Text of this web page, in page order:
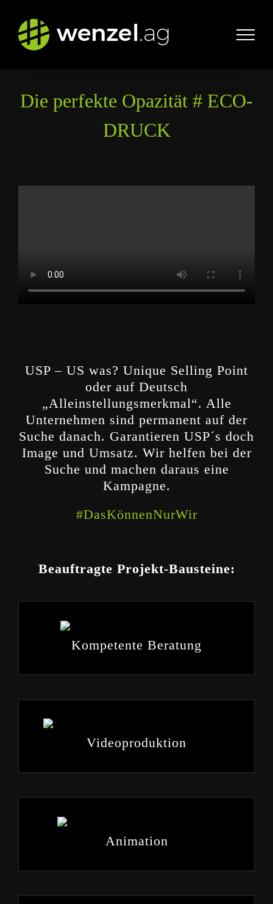
Inhalt
springen
Die perfekte Opazität # ECO-
DRUCK
USP – US was? Unique Selling Point
oder auf Deutsch
„Alleinstellungsmerkmal“. Alle
Unternehmen sind permanent auf der
Suche danach. Garantieren USP´s doch
Image und Umsatz. Wir helfen bei der
Suche und machen daraus eine
Kampagne.
#DasKönnenNurWir
Beauftragte Projekt-Bausteine:
Kompetente Beratung
Videoproduktion
Animation